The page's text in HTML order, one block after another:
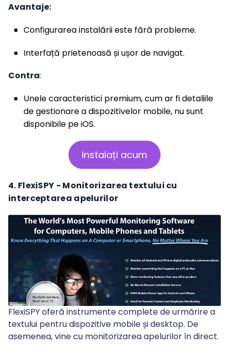
Avantaje:
Configurarea instalării este fără probleme.
Interfață prietenoasă și ușor de navigat.
Contra:
Unele caracteristici premium, cum ar fi detaliile
de gestionare a dispozitivelor mobile, nu sunt
disponibile pe iOS.
Instalați acum
4. FlexiSPY - Monitorizarea textului cu
interceptarea apelurilor
FlexiSPY oferă instrumente complete de urmărire a
textului pentru dispozitive mobile și desktop. De
asemenea, vine cu monitorizarea apelurilor în direct.